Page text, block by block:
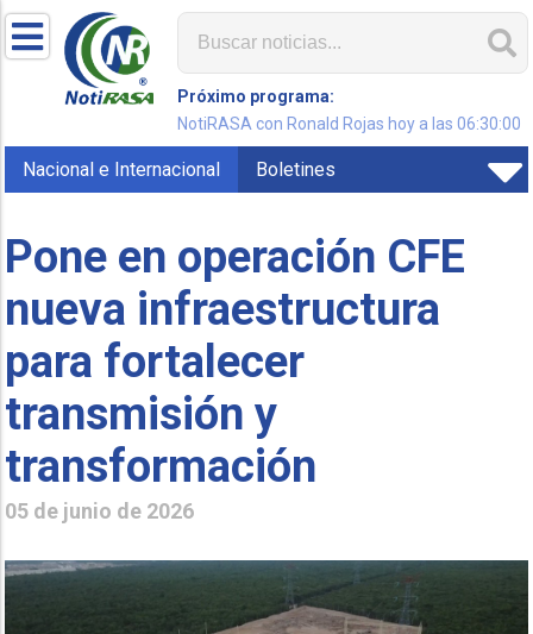
Próximo programa:
NotiRASA con Ronald Rojas hoy a las 06:30:00
Nacional e Internacional Boletines
Pone en operación CFE
nueva infraestructura
para fortalecer
transmisión y
transformación
05 de junio de 2026